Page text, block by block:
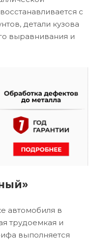
с
детали кузова
выравнивания и
автомобиля в
трудоемкая и
выполняется